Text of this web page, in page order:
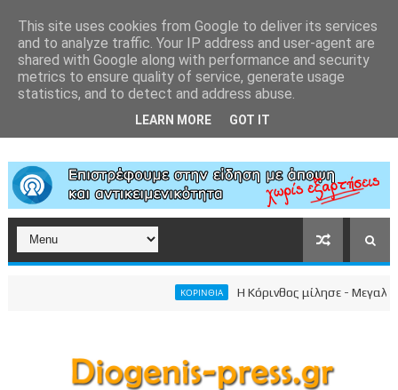
ΚΟΡΙΝΘΙΑ Η Κόρινθος μίλησε -
This site uses cookies from Google to deliver its services
and to analyze traffic. Your IP address and user-agent are
shared with Google along with performance and security
metrics to ensure quality of service, generate usage
statistics, and to detect and address abuse.
LEARN MORE GOT IT